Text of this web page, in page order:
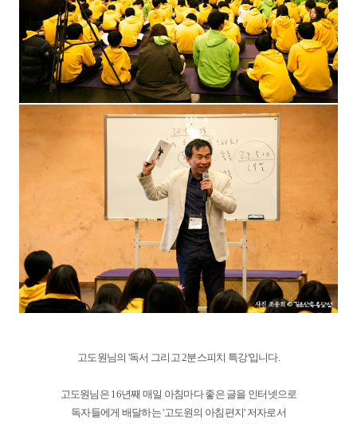
고도원님의 '독서 그리고 2분스피치 특강'입니다.
고도원님은 16년째 매일 아침마다 좋은 글을 인터넷으로
독자들에게 배달하는 '고도원의 아침편지' 저자로서